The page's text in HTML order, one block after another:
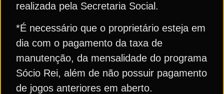
realizada pela Secretaria Social.
*É necessário que o proprietário esteja em
dia com o pagamento da taxa de
manutenção, da mensalidade do programa
Sócio Rei, além de não possuir pagamento
de jogos anteriores em aberto.